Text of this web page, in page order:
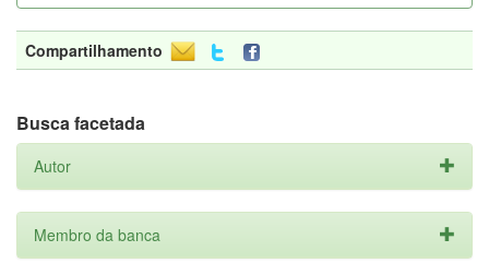
Compartilhamento
Busca facetada
Autor
Membro da banca